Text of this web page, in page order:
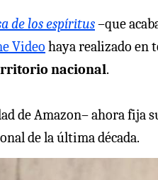
de los espíritus–que
Video haya realizado en
nacional.
de Amazon– ahora fija
de la última década.